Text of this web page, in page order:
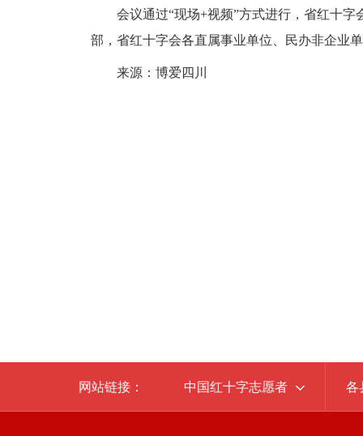
会议通过“现场+视频”方式进行，省红十字
部，省红十字会各直属事业单位、民办非企业
来源：博爱四川
网站链接： 中国红十字志愿者 各